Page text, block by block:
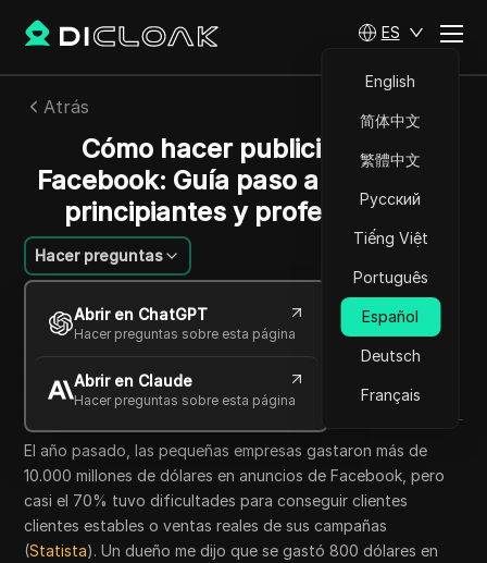
ES
English
简体中文
繁體中文
Русский
Tiếng Việt
Português
Español
Deutsch
Français
Atrás
Cómo hacer publicidad en
Facebook: Guía paso a paso para
principiantes y profesionales
Hacer preguntas
Abrir en ChatGPT
Hacer preguntas sobre esta página
Abrir en Claude
Hacer preguntas sobre esta página
João Silva
05 jun 2026 8 minuto de lectura
Copy Link
El año pasado, las pequeñas empresas gastaron más de
10.000 millones de dólares en anuncios de Facebook, pero
casi el 70% tuvo dificultades para conseguir clientes
clientes estables o ventas reales de sus campañas
(Statista). Un dueño me dijo que se gastó 800 dólares en